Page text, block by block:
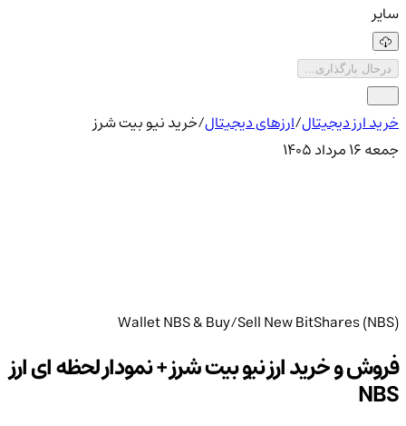
سایر
درحال بارگذاری...
خرید ارز دیجیتال/ارزهای دیجیتال/خرید نیو بیت شرز
جمعه ۱۶ مرداد ۱۴۰۵
Wallet NBS & Buy/Sell New BitShares (NBS)
فروش و خرید ارز نیو بیت شرز + نمودار لحظه ای ارز
NBS